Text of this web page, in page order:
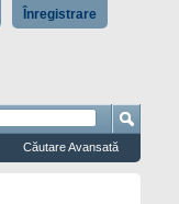
Înregistrare
Căutare Avansată